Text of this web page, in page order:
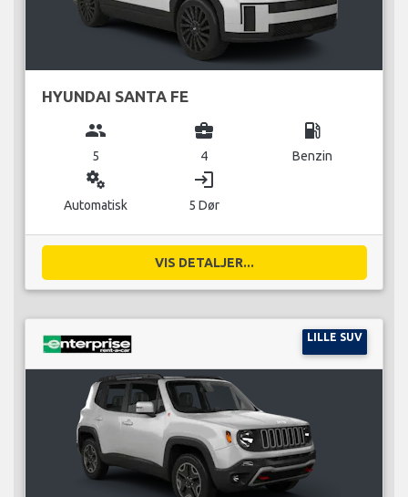
HYUNDAI SANTA FE
group
5
business_center
4
local_gas_station
Benzin
miscellaneous_services
Automatisk
login
5 Dør
VIS DETALJER...
LILLE SUV